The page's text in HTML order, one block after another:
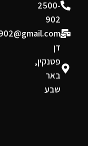
2500-
902
דן
פטנקין,
באר
שבע